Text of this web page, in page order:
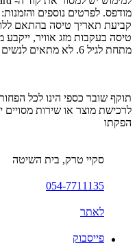
קביעת תאריך טיסה בהתאם
טיסה בעקבות מזג אוויר,
מתחת לגיל 6. לא מתאים לנשים בהריון.תקף בימים א'- ה'.
הפקתו
סקיי טרק, בית השיטה
054-7711135
לאתר
פייסבוק